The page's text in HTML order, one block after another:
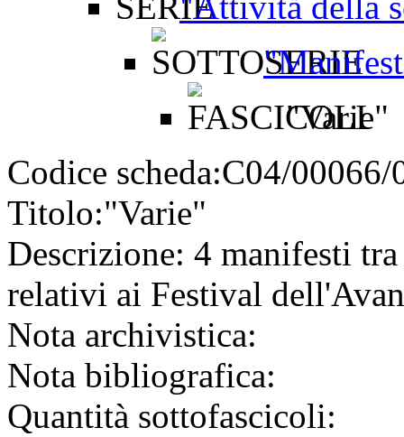
"Varie"
Codice scheda:C04/00066/
Titolo:"Varie"
Descrizione: 4 manifesti
relativi ai Festival
Nota archivistica:
Nota bibliografica:
Quantità sottofascicoli: